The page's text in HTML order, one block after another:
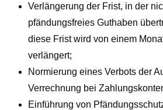
Verlängerung der Frist, in der
pfändungsfreies Guthaben
diese Frist wird von einem
verlängert;
Normierung eines Verbots der
Verrechnung bei
Einführung von